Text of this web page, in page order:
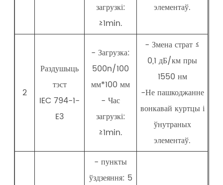
загрузкі:
≥1min.
элементаў.
2
Раздушыць
тэст
IEC 794-1-
E3
- Загрузка:
500n/100
мм*100 мм
- Час
загрузкі:
≥1min.
- Змена страт ≤
0,1 дБ/км пры
1550 нм
-Не пашкоджанне
вонкавай куртцы і
ўнутраных
элементаў.
- пункты
ўздзеяння: 5